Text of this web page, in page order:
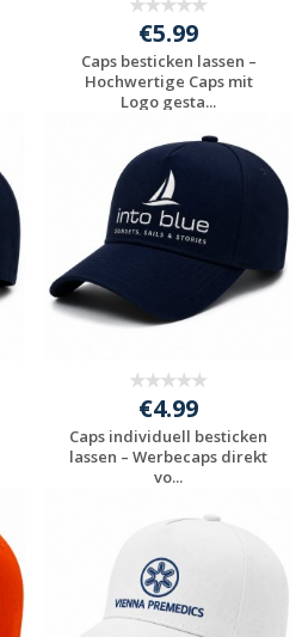
€5.99
Caps besticken lassen –
Hochwertige Caps mit
Logo gesta...
Jetzt Angebot
anfordern
€4.99
Caps individuell besticken
lassen – Werbecaps direkt
vo...
Jetzt Angebot